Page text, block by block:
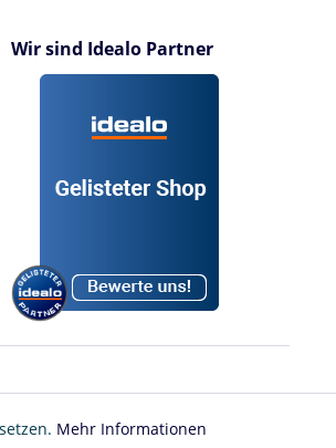
Wir sind Idealo Partner
Mehr Informationen